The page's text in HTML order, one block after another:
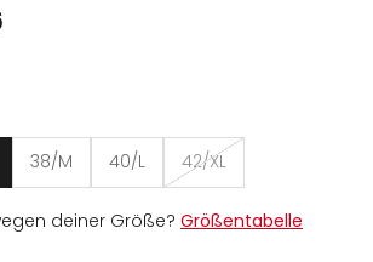
38/M 40/L 42/XL
deiner Größe? Größentabelle